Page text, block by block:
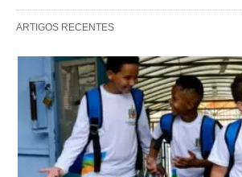
ARTIGOS RECENTES